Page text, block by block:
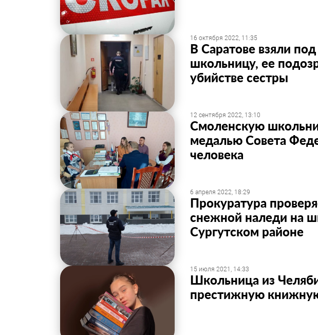
16 октября 2022, 11:35
В Саратове взяли
школьницу, ее
убийстве сестры
12 сентября 2022, 13:10
Смоленскую
медалью Совета
человека
6 апреля 2022, 18:29
Прокуратура
снежной наледи на
Сургутском районе
15 июля 2021, 14:33
Школьница из
престижную